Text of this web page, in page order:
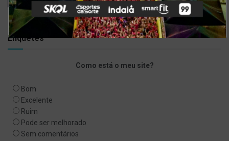
6 DE ABRIL DE 2020
Enquetes
Como está o meu site?
Bom
Excelente
Ruim
Pode ser melhorado
Sem comentários